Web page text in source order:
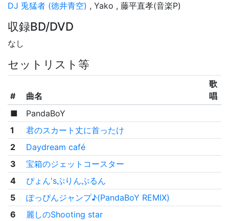
DJ 兎猛者 (徳井青空) , Yako , 藤平直孝(音楽P)
収録BD/DVD
なし
セットリスト等
# 曲名
歌
唱
■
PandaBoY
1
君のスカート丈に首ったけ
2
Daydream café
3
宝箱のジェットコースター
4
ぴょん'sぷりんぷるん
5
ぽっぴんジャンプ♪(PandaBoY REMIX)
6
麗しのShooting star